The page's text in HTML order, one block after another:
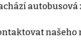
autobusová
našeho